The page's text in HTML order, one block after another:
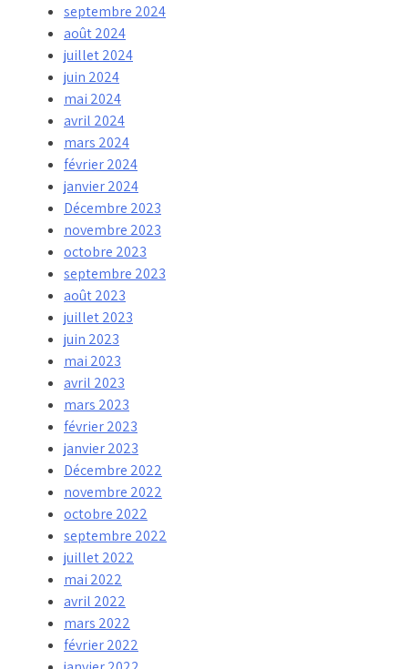
septembre 2024
août 2024
juillet 2024
juin 2024
mai 2024
avril 2024
mars 2024
février 2024
janvier 2024
Décembre 2023
novembre 2023
octobre 2023
septembre 2023
août 2023
juillet 2023
juin 2023
mai 2023
avril 2023
mars 2023
février 2023
janvier 2023
Décembre 2022
novembre 2022
octobre 2022
septembre 2022
juillet 2022
mai 2022
avril 2022
mars 2022
février 2022